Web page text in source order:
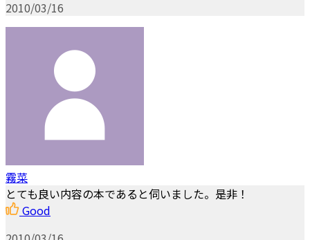
2010/03/16
霧菜
とても良い内容の本であると伺いました。是非！
Good